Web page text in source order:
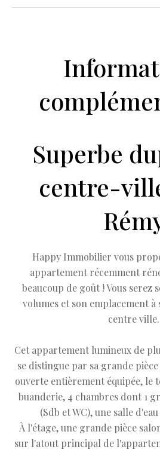
Superbe
centre-
Happy Immobilier vous
appartement récemment
beaucoup de goût ! Vous serez
volumes et son emplacement
centre ville.
Cet appartement lumineux de
se distingue par sa grande pièce
ouverte entièrement équipée, le
buanderie, 4 chambres dont 1
(Sdb et WC), une salle
À l'étage, une grande pièce
sur l'atout principal de